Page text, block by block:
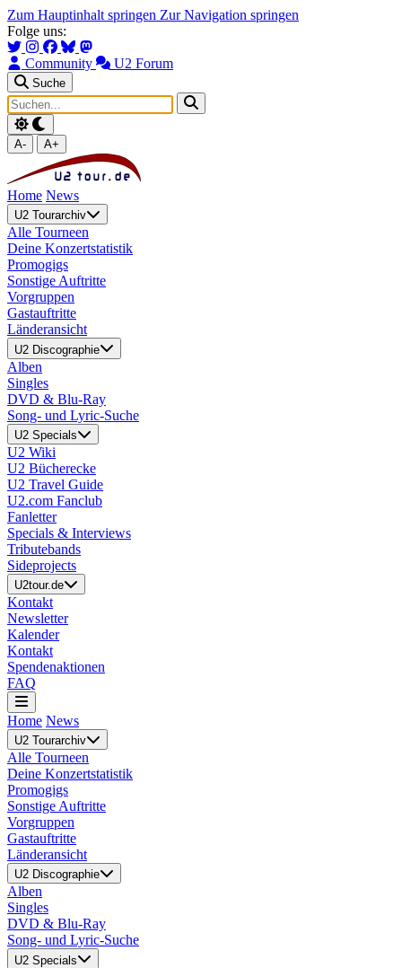
Zum Hauptinhalt springen Zur Navigation springen
Folge uns:
Community U2 Forum
Suche
A- A+
Home News
U2 Tourarchiv
Alle Tourneen
Deine Konzertstatistik
Promogigs
Sonstige Auftritte
Vorgruppen
Gastauftritte
Länderansicht
U2 Discographie
Alben
Singles
DVD & Blu-Ray
Song- und Lyric-Suche
U2 Specials
U2 Wiki
U2 Bücherecke
U2 Travel Guide
U2.com Fanclub
Fanletter
Specials & Interviews
Tributebands
Sideprojects
U2tour.de
Kontakt
Newsletter
Kalender
Kontakt
Spendenaktionen
FAQ
Home News
U2 Tourarchiv
Alle Tourneen
Deine Konzertstatistik
Promogigs
Sonstige Auftritte
Vorgruppen
Gastauftritte
Länderansicht
U2 Discographie
Alben
Singles
DVD & Blu-Ray
Song- und Lyric-Suche
U2 Specials